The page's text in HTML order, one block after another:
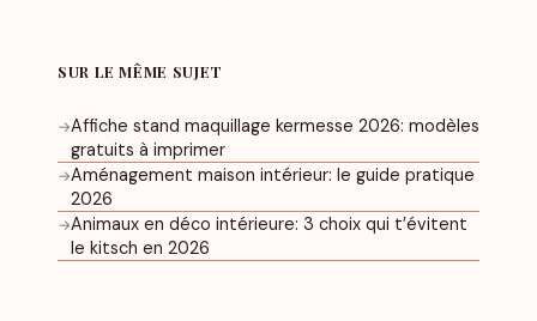
SUR LE MÊME SUJET
→Affiche stand maquillage kermesse 2026: modèles
gratuits à imprimer
→Aménagement maison intérieur: le guide pratique
2026
→Animaux en déco intérieure: 3 choix qui t’évitent
le kitsch en 2026